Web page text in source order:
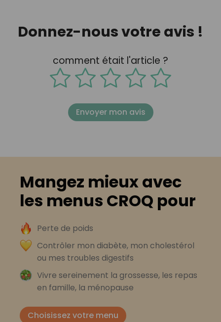
Donnez-nous votre avis !
comment était l'article ?
Envoyer mon avis
Mangez mieux avec
les menus CROQ pour
Perte de poids
Contrôler mon diabète, mon cholestérol
ou mes troubles digestifs
Vivre sereinement la grossesse, les repas
en famille, la ménopause
Choisissez votre menu